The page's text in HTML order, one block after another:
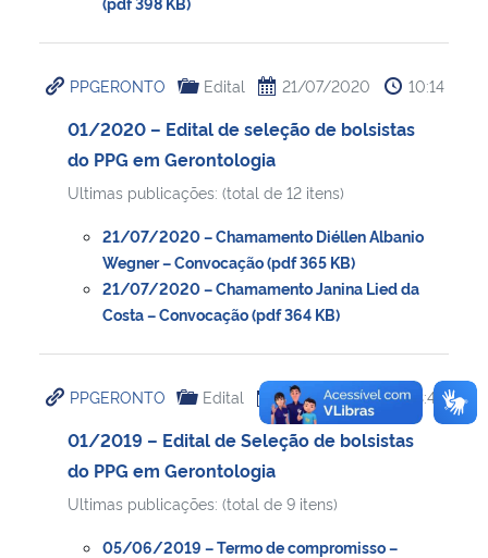
PPGERONTO Edital 21/07/2020 10:14
01/2020 – Edital de seleção de bolsistas
do PPG em Gerontologia
Ultimas publicações: (total de 12 itens)
21/07/2020 – Chamamento Diéllen Albanio
Wegner – Convocação (pdf 365 KB)
21/07/2020 – Chamamento Janina Lied da
Costa – Convocação (pdf 364 KB)
PPGERONTO Edital 05/06/2019 13:46
01/2019 – Edital de Seleção de bolsistas
do PPG em Gerontologia
Ultimas publicações: (total de 9 itens)
05/06/2019 – Termo de compromisso –